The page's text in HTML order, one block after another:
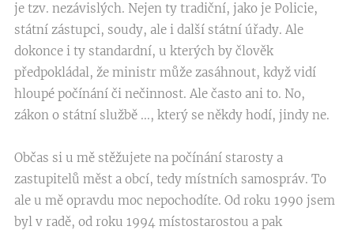
je tzv. nezávislých. Nejen ty tradiční, jako je Policie,
státní zástupci, soudy, ale i další státní úřady. Ale
dokonce i ty standardní, u kterých by člověk
předpokládal, že ministr může zasáhnout, když vidí
hloupé počínání či nečinnost. Ale často ani to. No,
zákon o státní službě ..., který se někdy hodí, jindy ne.
Občas si u mě stěžujete na počínání starosty a
zastupitelů měst a obcí, tedy místních samospráv. To
ale u mě opravdu moc nepochodíte. Od roku 1990 jsem
byl v radě, od roku 1994 místostarostou a pak